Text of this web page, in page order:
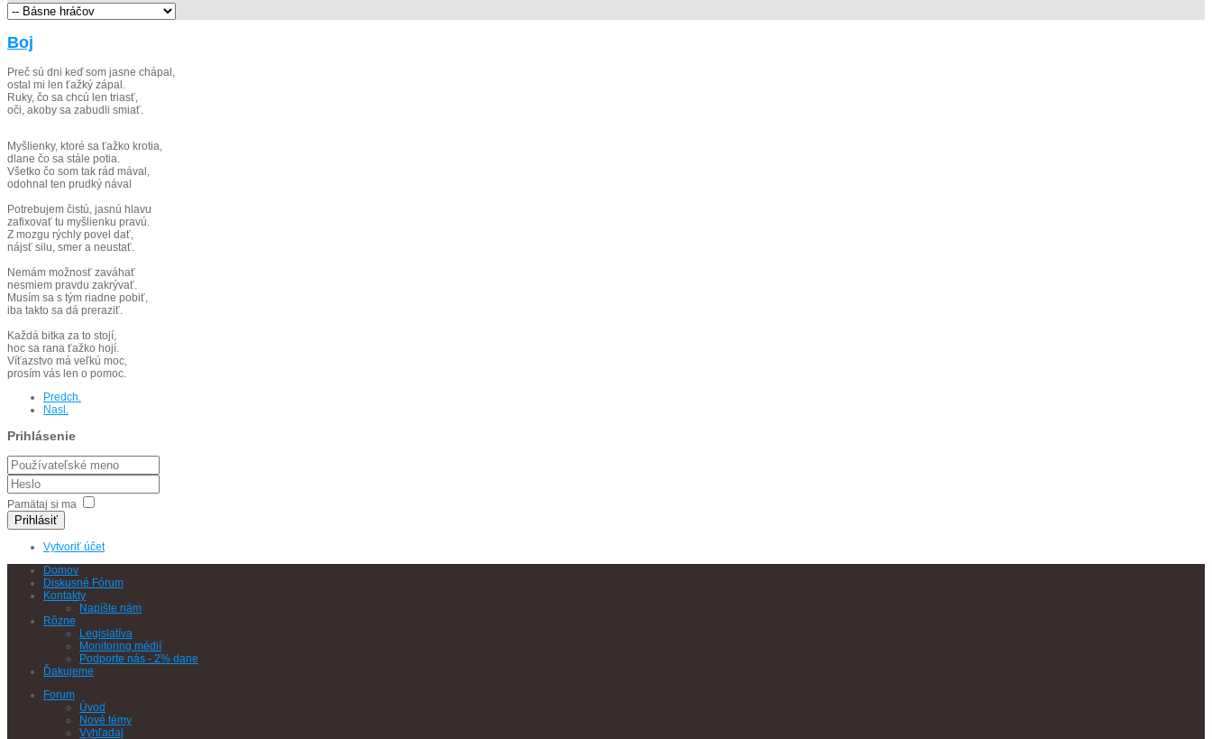
Boj
Preč sú dni keď som jasne chápal,
ostal mi len ťažký zápal.
Ruky, čo sa chcú len triasť,
oči, akoby sa zabudli smiať.
Myšlienky, ktoré sa ťažko krotia,
dlane čo sa stále potia.
Všetko čo som tak rád mával,
odohnal ten prudký nával
Potrebujem čistú, jasnú hlavu
zafixovať tu myšlienku pravú.
Z mozgu rýchly povel dať,
nájsť silu, smer a neustať.
Nemám možnosť zaváhať
nesmiem pravdu zakrývať.
Musím sa s tým riadne pobiť,
iba takto sa dá preraziť.
Každá bitka za to stojí,
hoc sa rana ťažko hojí.
Víťazstvo má veľkú moc,
prosím vás len o pomoc.
Predch.
Nasl.
Prihlásenie
Pamätaj si ma
Prihlásiť
Vytvoriť účet
Domov
Diskusné Fórum
Kontakty
Napíšte nám
Rôzne
Legislatíva
Monitoring médií
Podporte nás - 2% dane
Ďakujeme
Forum
Úvod
Nové témy
Vyhľadaj